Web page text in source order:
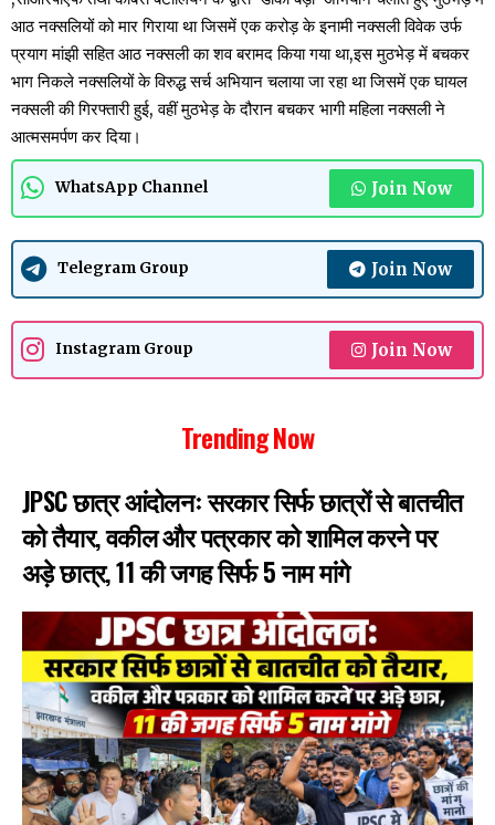
आठ नक्सलियों को मार गिराया था जिसमें एक करोड़ के इनामी नक्सली विवेक उर्फ
प्रयाग मांझी सहित आठ नक्सली का शव बरामद किया गया था,इस मुठभेड़ में बचकर
भाग निकले नक्सलियों के विरुद्ध सर्च अभियान चलाया जा रहा था जिसमें एक घायल
नक्सली की गिरफ्तारी हुई, वहीं मुठभेड़ के दौरान बचकर भागी महिला नक्सली ने
आत्मसमर्पण कर दिया।
WhatsApp Channel Join Now
Telegram Group Join Now
Instagram Group Join Now
Trending Now
JPSC छात्र आंदोलनः सरकार सिर्फ छात्रों से बातचीत
को तैयार, वकील और पत्रकार को शामिल करने पर
अड़े छात्र, 11 की जगह सिर्फ 5 नाम मांगे